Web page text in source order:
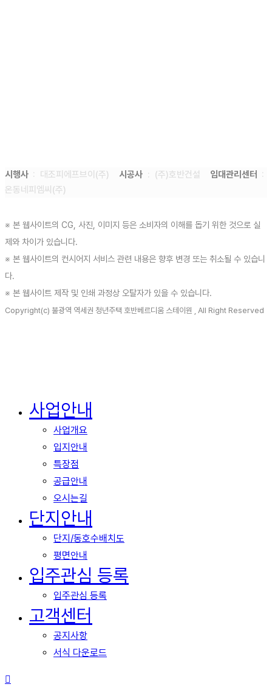
시행사 : 대조피에프브이(주)시공사 : (주)호반건설 임대관리센터
:
온동네피엠씨(주)
※ 본 웹사이트의 CG, 사진, 이미지 등은 소비자의 이해를 돕기 위한 것으로 실
제와 차이가 있습니다.
※ 본 웹사이트의 컨시어지 서비스 관련 내용은 향후 변경 또는 취소될 수 있습니
다.
※ 본 웹사이트 제작 및 인쇄 과정상 오탈자가 있을 수 있습니다.
Copyright(c) 불광역 역세권 청년주택 호반베르디움 스테이원 , All Right Reserved
사업안내
사업개요
입지안내
특장점
공급안내
오시는길
단지안내
단지/동호수배치도
평면안내
입주관심 등록
입주관심 등록
고객센터
공지사항
서식 다운로드